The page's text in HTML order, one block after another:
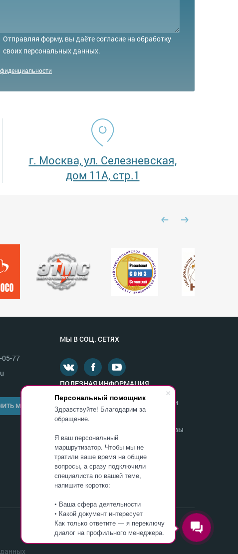
Персональный помощник
Здравствуйте! Благодарим за
обращение.
Я ваш персональный
маршрутизатор. Чтобы мы не
тратили ваше время на общие
вопросы, а сразу подключили
специалиста по вашей теме,
напишите коротко:
• Ваша сфера деятельности
• Какой документ интересует
Как только ответите — я переключу
диалог на профильного менеджера.
Отправляя форму, вы даёте согласие на обработку
своих персональных данных.
г. Москва, ул. Селезневская,
дом 11А, стр.1
05-77
МНЕ
МЫ В СОЦ. СЕТЯХ
ПОЛЕЗНАЯ ИНФОРМАЦИЯ
Министерство образования и науки
России
Департамент образования г. Москвы
Федеральная служба по надзору в
сфере образования и науки
ОБУЧИТЬСЯ В ИНСТИТУТЕ